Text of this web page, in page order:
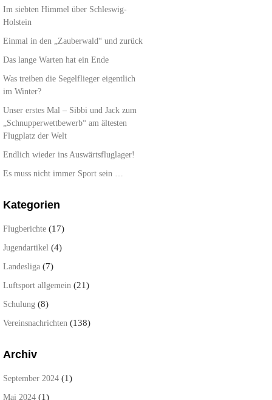
Im siebten Himmel über Schleswig-
Holstein
Einmal in den „Zauberwald“ und zurück
Das lange Warten hat ein Ende
Was treiben die Segelflieger eigentlich
im Winter?
Unser erstes Mal – Sibbi und Jack zum
„Schnupperwettbewerb“ am ältesten
Flugplatz der Welt
Endlich wieder ins Auswärtsfluglager!
Es muss nicht immer Sport sein …
Kategorien
Flugberichte (17)
Jugendartikel (4)
Landesliga (7)
Luftsport allgemein (21)
Schulung (8)
Vereinsnachrichten (138)
Archiv
September 2024 (1)
Mai 2024 (1)